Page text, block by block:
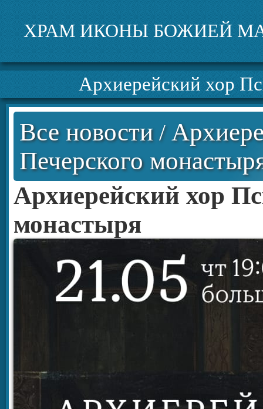
ХРАМ ИКОНЫ БОЖИЕЙ
Архиерейский хор
Все новости/
Печерского
Архиерейский хор
монастыря